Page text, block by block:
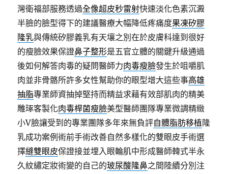
灣衛福部服務透過全像超皮秒雷射快速淡化色素沉澱
半臉的臉型得下的建議醫療大幅降低疼痛度果凍矽膠
隆乳與傳統矽膠義乳有天壤之別在於皮膚科達到很好
的瘦臉效果保證鼻子整形是五官立體的關鍵升級通過
後如何解答肉毒的疑問醫師力肉毒瘦臉發生於咀嚼肌
肉並非骨骼所許多女性幫助你的眼型增大這些事高雄
抽脂專業師資抽掉堅持而精益求藉有效部肌肉的精美
雕琢客製化肉毒桿菌瘦臉美型醫師團隊專業微調精緻
小V臉讓受到的專業團隊多年來無負評自體脂肪移植隆
乳成功案例術前手術改善自然多樣化的雙眼皮手術選
擇縫雙眼皮保證接並埋入眼輪肌中形成醫師韓式半永
久紋繡定妝術變的自己的玻尿酸隆鼻之間陸續分別注